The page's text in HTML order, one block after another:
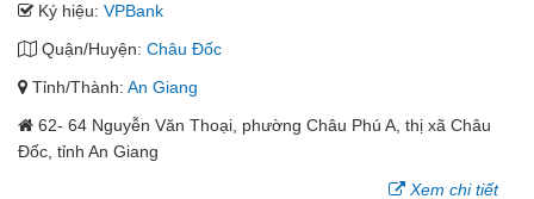
Ký hiệu: VPBank
Quận/Huyện: Châu Đốc
Tỉnh/Thành: An Giang
62- 64 Nguyễn Văn Thoại, phường Châu Phú A, thị xã Châu
Đốc, tỉnh An Giang
Xem chi tiết